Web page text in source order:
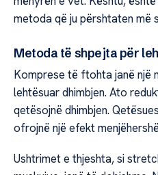
metoda që ju përshtaten më
Metoda të shpejta për
Komprese të ftohta janë një
lehtësuar dhimbjen. Ato
qetësojnë dhimbjen.
ofrojnë një efekt
Ushtrimet e thjeshta, si